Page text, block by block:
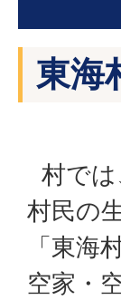
東海
村で
村民の
「東海
空家・